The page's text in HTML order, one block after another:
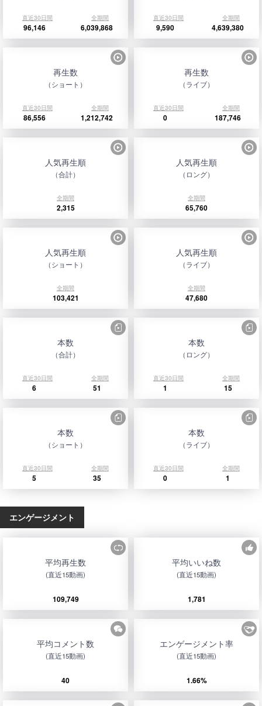
直近30日間 全期間
96,146 6,039,868
直近30日間 全期間
9,590 4,639,380
再生数
（ショート）
直近30日間 全期間
86,556 1,212,742
再生数
（ライブ）
直近30日間 全期間
0 187,746
人気再生順
（合計）
全期間
2,315
人気再生順
（ロング）
全期間
65,760
人気再生順
（ショート）
全期間
103,421
人気再生順
（ライブ）
全期間
47,680
本数
（合計）
直近30日間 全期間
6 51
本数
（ロング）
直近30日間 全期間
1 15
本数
（ショート）
直近30日間 全期間
5 35
本数
（ライブ）
直近30日間 全期間
0 1
エンゲージメント
平均再生数
(直近15動画)
109,749
平均いいね数
(直近15動画)
1,781
平均コメント数
(直近15動画)
40
エンゲージメント率
(直近15動画)
1.66%